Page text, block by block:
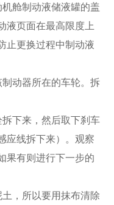
舱制动液储液罐的盖
液页面在最高限度上
止更换过程中制动液
动器所在的车轮。拆
下来，然后取下刹车
应线拆下来）。观察
果有则进行下一步的
，所以要用抹布清除